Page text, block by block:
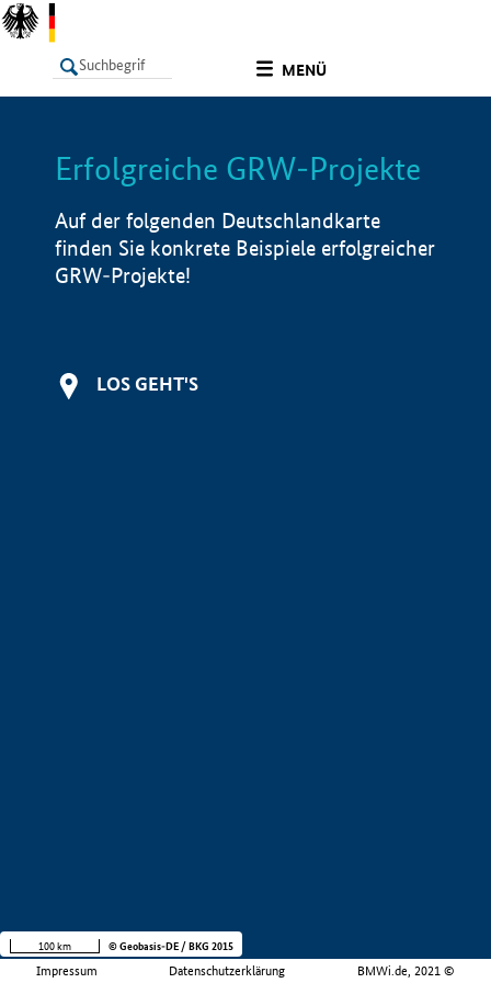
MENÜ
LISTE Info
Erfolgreiche GRW-Projekte
Auf der folgenden Deutschlandkarte
finden Sie konkrete Beispiele erfolgreicher
GRW-Projekte!
LOS GEHT'S
Impressum Datenschutzerklärung BMWi.de, 2021 ©
100 km © Geobasis-DE / BKG 2015